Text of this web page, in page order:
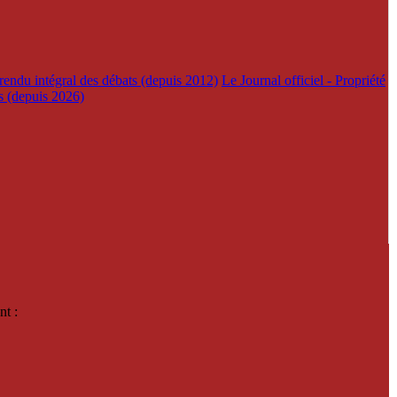
intégral des débats (depuis 2012) Le Journal officiel - Propriété
(depuis 2026)
: